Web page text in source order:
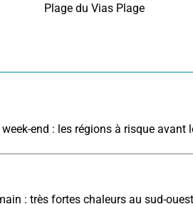
Plage du Vias Plage